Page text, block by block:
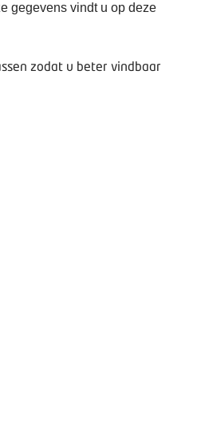
gegevens vindt u op deze
zodat u beter vindbaar